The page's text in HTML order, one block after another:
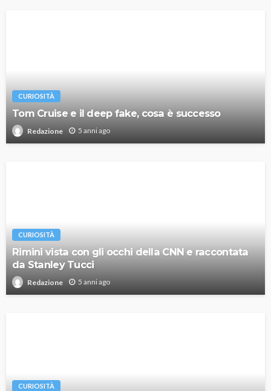
CURIOSITÀ
Tom Cruise e il deep fake, cosa è successo
Redazione 5 anni ago
CURIOSITÀ
Rimini vista con gli occhi della CNN e raccontata
da Stanley Tucci
Redazione 5 anni ago
CURIOSITÀ